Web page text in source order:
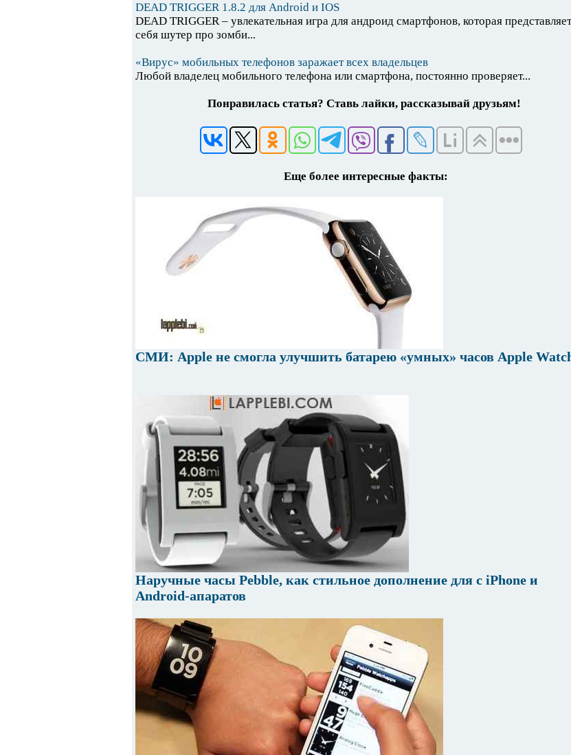
DEAD TRIGGER 1.8.2 для Android и IOS
DEAD TRIGGER – увлекательная игра для андроид смартфонов, которая
себя шутер про зомби...
«Вирус» мобильных телефонов заражает всех владельцев
Любой владелец мобильного телефона или смартфона, постоянно проверяет...
Понравилась статья? Ставь лайки, рассказывай друзьям!
Еще более интересные факты:
СМИ: Apple не смогла улучшить батарею «умных» часов Apple
Наручные часы Pebble, как стильное дополнение для с iPhone и
Android-апаратов